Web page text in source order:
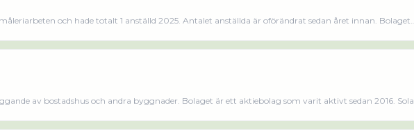
och hade totalt 1 anställd 2025. Antalet anställda är oförändrat sedan året innan. Bolaget
av bostadshus och andra byggnader. Bolaget är ett aktiebolag som varit aktivt sedan 2016. Sola